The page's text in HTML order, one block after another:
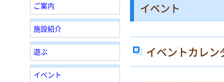
ご案内
施設紹介
遊ぶ
イベント
イベント
イベントカレン